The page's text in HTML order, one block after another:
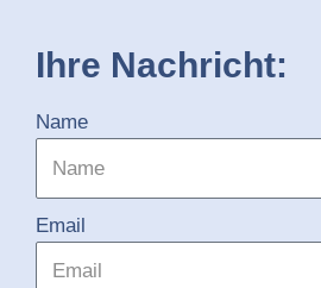
Ihre Nachricht:
Name
Email